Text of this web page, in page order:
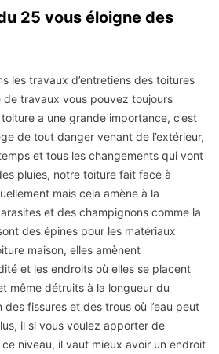
25 vous éloigne des
les travaux d’entretiens des toitures
de travaux vous pouvez toujours
a une grande importance, c’est
de tout danger venant de l’extérieur,
et tous les changements qui vont
pluies, notre toiture fait face à
mais cela amène à la
et des champignons comme la
des épines pour les matériaux
maison, elles amènent
et les endroits où elles se placent
même détruits à la longueur du
des fissures et des trous où l’eau peut
il si vous voulez apporter de
niveau, il vaut mieux avoir un endroit